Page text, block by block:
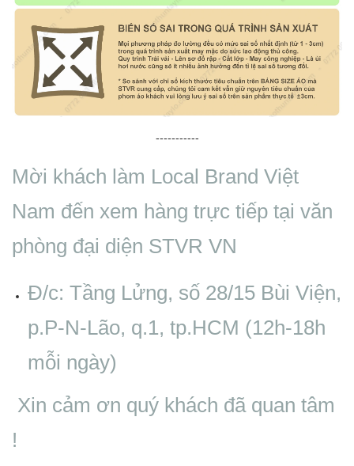
-----------
Mời khách làm Local Brand Việt
Nam đến xem hàng trực tiếp tại văn
phòng đại diện STVR VN
Đ/c: Tầng Lửng, số 28/15 Bùi Viện,
p.P-N-Lão, q.1, tp.HCM (12h-18h
mỗi ngày)
Xin cảm ơn quý khách đã quan tâm
!